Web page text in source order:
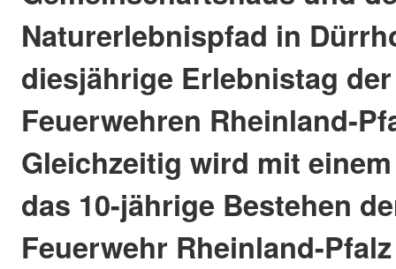
Naturerlebnispfad in
diesjährige Erlebnistag
Feuerwehren Rheinland-
Gleichzeitig wird mit
das 10-jährige Bestehen
Feuerwehr Rheinland-